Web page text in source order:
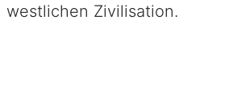
westlichen Zivilisation.